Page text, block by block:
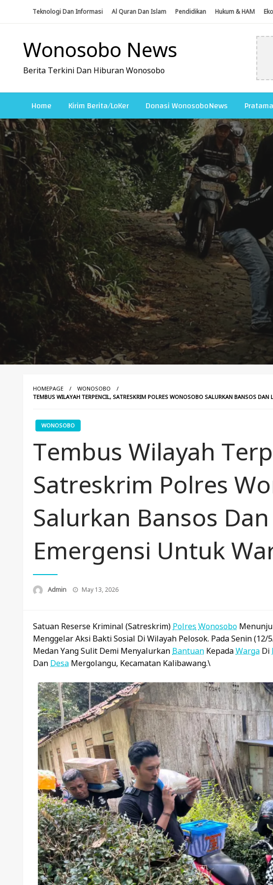
Teknologi Dan Informasi Al Quran Dan Islam Pendidikan Hukum & HAM
Wonosobo News
Berita Terkini Dan Hiburan Wonosobo
Home Kirim Berita/LoKer Donasi WonosoboNews
HOMEPAGE
WONOSOBO
TEMBUS WILAYAH TERPENCIL, SATRESKRIM POLRES WONOSOBO SALURKAN BANSOS DAN
WONOSOBO
Tembus Wilayah
Satreskrim Polres
Salurkan Bansos
Emergensi Untuk
Admin
Posted
May 13, 2026
Satuan Reserse Kriminal (Satreskrim) Polres Wonosobo
Menggelar Aksi Bakti Sosial Di Wilayah Pelosok. Pada Senin
Medan Yang Sulit Demi Menyalurkan Bantuan KepadaWarga Di
Dan Desa Mergolangu, Kecamatan Kalibawang.\